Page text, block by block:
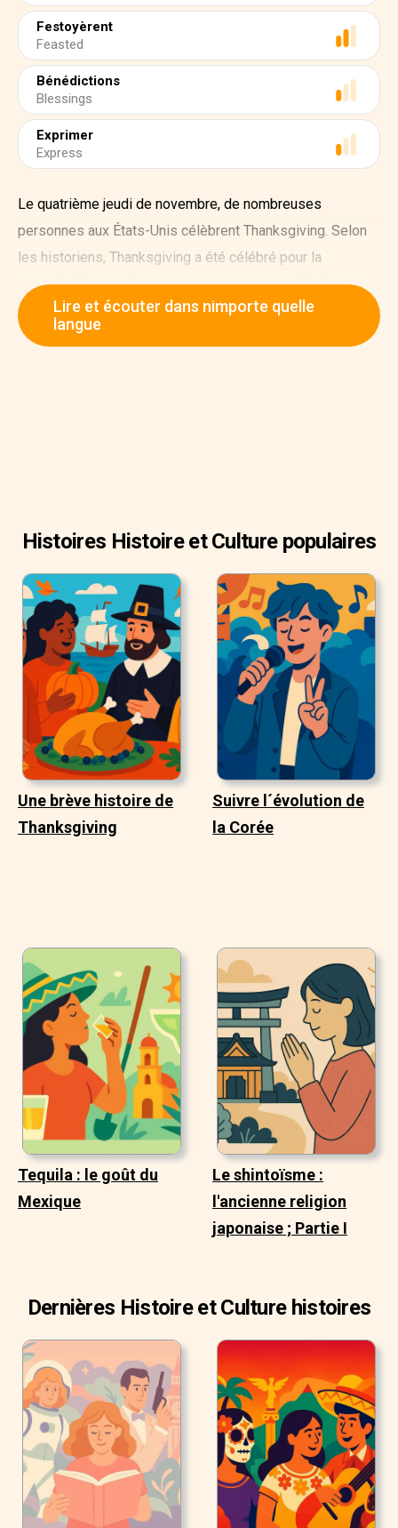
Festoyèrent
Feasted
Bénédictions
Blessings
Exprimer
Express
Le quatrième jeudi de novembre, de nombreuses
personnes aux États-Unis célèbrent Thanksgiving. Selon
les historiens, Thanksgiving a été célébré pour la
première fois sur le territoire couvrant aujourd'hui le sud-
est du Massachusetts et l'est du Rhode Island, où vivait la
tribu Wampanoag depuis plus de 12 000 ans.
Lire et écouter dans nimporte quelle
langue
Histoires Histoire et Culture populaires
Une brève histoire de
Thanksgiving
Suivre l´évolution de
la Corée
Tequila : le goût du
Mexique
Le shintoïsme :
l'ancienne religion
japonaise ; Partie I
Dernières Histoire et Culture histoires